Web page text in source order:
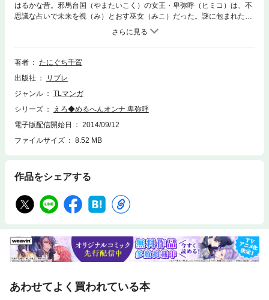
はるかな昔。邪馬台国（やまたいこく）の女王・卑弥呼（ヒミコ）は、不
思議な占いで未来を視（み）とおす巫女（みこ）だった。謎に包まれた女
王のウラの顔は、その美貌としゃぶりつきたくなる魅惑の身体で男たちを
虜にする「非巫女」で…!? 運命に翻弄されたおんなたちを描く歴史えろ◆
める。愛とエロスのオンナの歴史ファンタジー♪ぷるるん開幕♪
著者
たにぐち千賀
出版社
リブレ
ジャンル
TLマンガ
シリーズ
えろ◆めるへんオンナ 卑弥呼
電子版配信開始日
2014/09/12
ファイルサイズ
8.52 MB
作品をシェアする
あわせてよく買われている本